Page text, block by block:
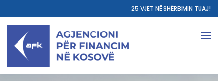
25 VJET NË SHËRBIMIN TUAJ!